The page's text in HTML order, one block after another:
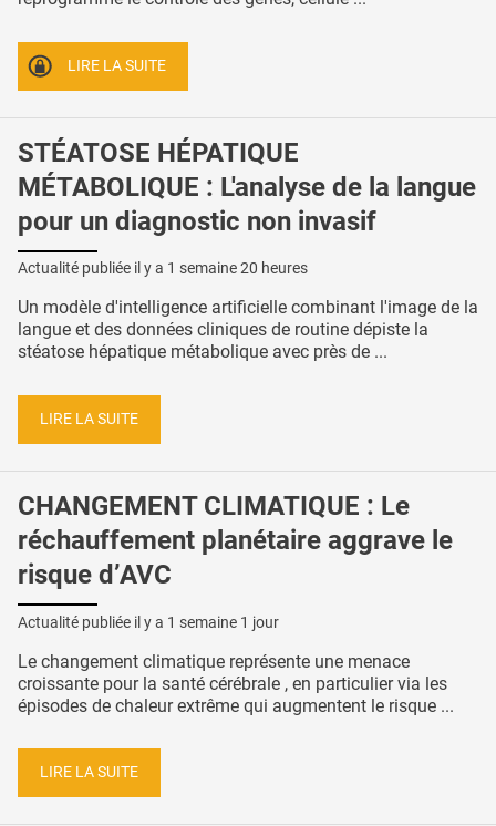
LIRE LA SUITE
STÉATOSE HÉPATIQUE
MÉTABOLIQUE : L'analyse de la langue
pour un diagnostic non invasif
Actualité publiée il y a 1 semaine 20 heures
Un modèle d'intelligence artificielle combinant l'image de la
langue et des données cliniques de routine dépiste la
stéatose hépatique métabolique avec près de ...
LIRE LA SUITE
CHANGEMENT CLIMATIQUE : Le
réchauffement planétaire aggrave le
risque d’AVC
Actualité publiée il y a 1 semaine 1 jour
Le changement climatique représente une menace
croissante pour la santé cérébrale , en particulier via les
épisodes de chaleur extrême qui augmentent le risque ...
LIRE LA SUITE